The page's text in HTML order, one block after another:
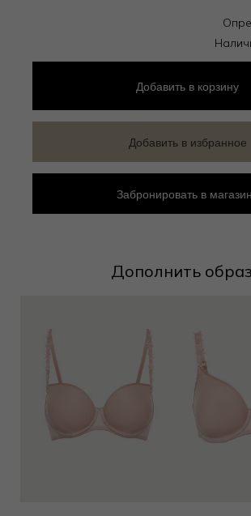
Дополнить образ
Добавить в корзину
Добавить в избранное
Забронировать в